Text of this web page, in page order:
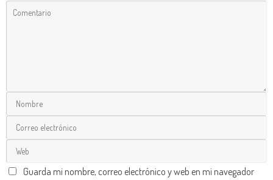
Guarda mi nombre, correo electrónico y web en mi navegador